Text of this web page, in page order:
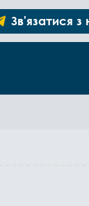
Зв'язатися з